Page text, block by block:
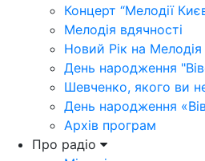
Концерт “Мелодії
Мелодія вдячності
Новий Рік на Мелодія
День народження
Шевченко, якого ви
День народження
Архів програм
Про радіо